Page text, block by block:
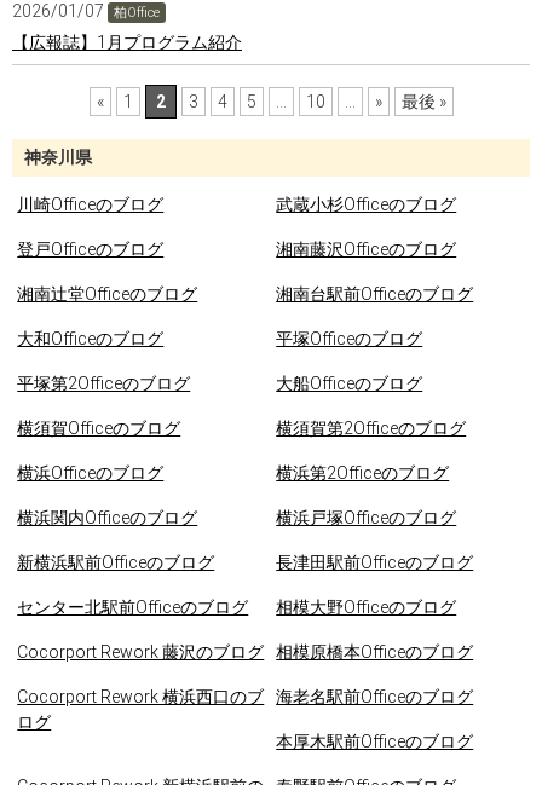
神奈川県
川崎Officeのブログ 武蔵小杉Officeのブログ
登戸Officeのブログ 湘南藤沢Officeのブログ
湘南辻堂Officeのブログ 湘南台駅前Officeのブログ
大和Officeのブログ 平塚Officeのブログ
平塚第2Officeのブログ 大船Officeのブログ
横須賀Officeのブログ 横須賀第2Officeのブログ
横浜Officeのブログ 横浜第2Officeのブログ
横浜関内Officeのブログ 横浜戸塚Officeのブログ
新横浜駅前Officeのブログ 長津田駅前Officeのブログ
センター北駅前Officeのブログ 相模大野Officeのブログ
Cocorport Rework 藤沢のブログ 相模原橋本Officeのブログ
Cocorport Rework 横浜西口のブ
ログ
海老名駅前Officeのブログ
本厚木駅前Officeのブログ
2026/01/07 柏Office
【広報誌】1月プログラム紹介
« 1 2 3 4 5 10 » 最後 »